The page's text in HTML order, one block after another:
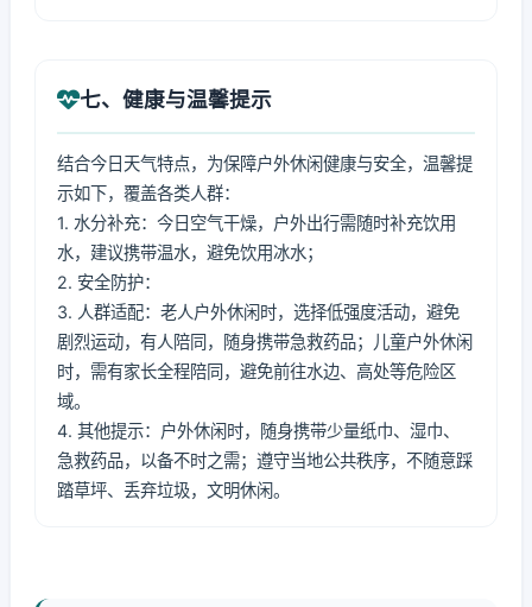
七、健康与温馨提示
结合今日天气特点，为保障户外休闲健康与安全，温馨提
示如下，覆盖各类人群：
1. 水分补充：今日空气干燥，户外出行需随时补充饮用
水，建议携带温水，避免饮用冰水；
2. 安全防护：
3. 人群适配：老人户外休闲时，选择低强度活动，避免
剧烈运动，有人陪同，随身携带急救药品；儿童户外休闲
时，需有家长全程陪同，避免前往水边、高处等危险区
域。
4. 其他提示：户外休闲时，随身携带少量纸巾、湿巾、
急救药品，以备不时之需；遵守当地公共秩序，不随意踩
踏草坪、丢弃垃圾，文明休闲。